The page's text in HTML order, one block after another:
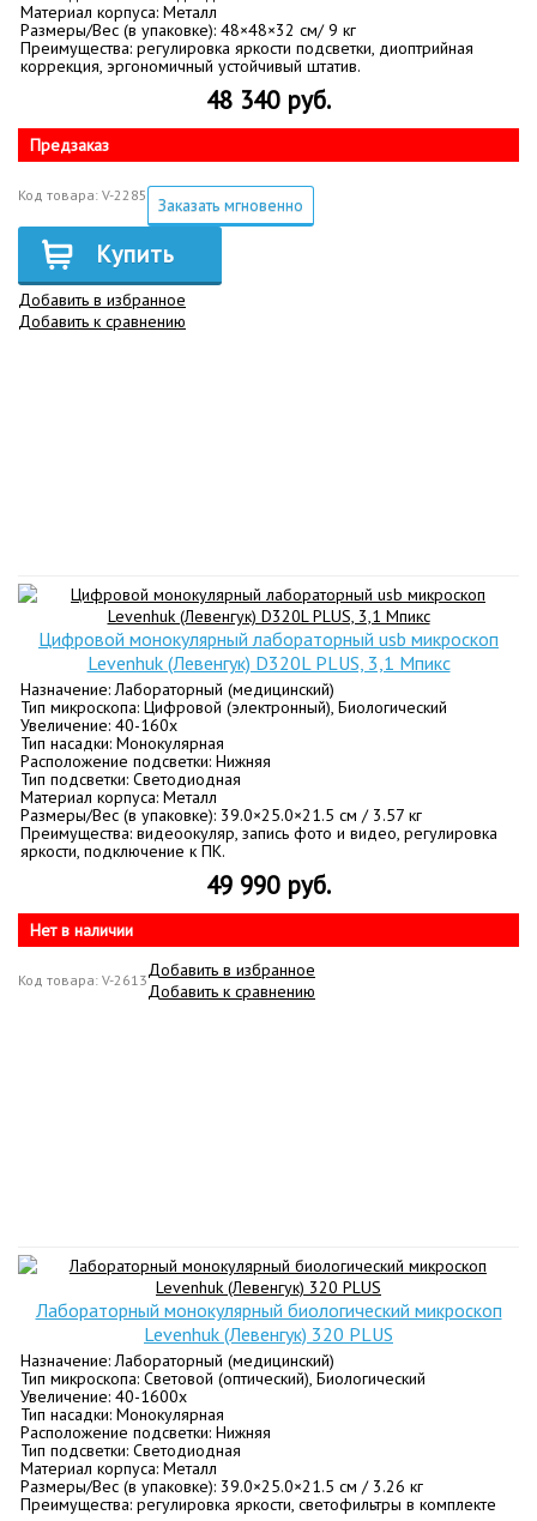
Материал корпуса: Металл
Размеры/Вес (в упаковке): 48×48×32 см/ 9 кг
Преимущества: регулировка яркости подсветки, диоптрийная
коррекция, эргономичный устойчивый штатив.
48 340 руб.
Предзаказ
Код товара: V-2285 Заказать мгновенно
Купить
Добавить в избранное
Добавить к сравнению
Цифровой монокулярный лабораторный usb микроскоп
Levenhuk (Левенгук) D320L PLUS, 3,1 Мпикс
Назначение: Лабораторный (медицинский)
Тип микроскопа: Цифровой (электронный), Биологический
Увеличение: 40-160х
Тип насадки: Монокулярная
Расположение подсветки: Нижняя
Тип подсветки: Светодиодная
Материал корпуса: Металл
Размеры/Вес (в упаковке): 39.0×25.0×21.5 см / 3.57 кг
Преимущества: видеоокуляр, запись фото и видео, регулировка
яркости, подключение к ПК.
49 990 руб.
Нет в наличии
Код товара: V-2613Добавить в избранное
Добавить к сравнению
Лабораторный монокулярный биологический микроскоп
Levenhuk (Левенгук) 320 PLUS
Назначение: Лабораторный (медицинский)
Тип микроскопа: Световой (оптический), Биологический
Увеличение: 40-1600х
Тип насадки: Монокулярная
Расположение подсветки: Нижняя
Тип подсветки: Светодиодная
Материал корпуса: Металл
Размеры/Вес (в упаковке): 39.0×25.0×21.5 см / 3.26 кг
Преимущества: регулировка яркости, светофильтры в комплекте